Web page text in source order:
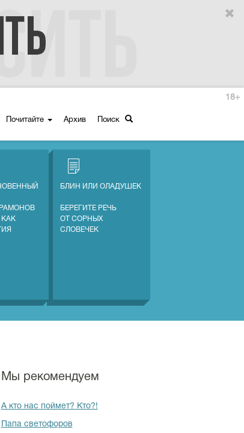
Почитайте Архив Поиск
18+
БЛИН ИЛИ ОЛАДУШЕК
БЕРЕГИТЕ РЕЧЬ
ОТ СОРНЫХ
СЛОВЕЧЕК
Мы рекомендуем
А кто нас поймет? Кто?!
Папа светофоров